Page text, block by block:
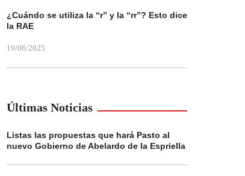
¿Cuándo se utiliza la “r” y la “rr”? Esto dice
la RAE
19/06/2025
Últimas Noticias
Listas las propuestas que hará Pasto al
nuevo Gobierno de Abelardo de la Espriella